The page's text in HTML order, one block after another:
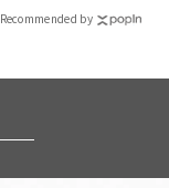
Recommended by